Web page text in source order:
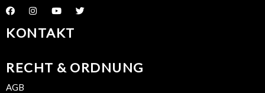
KONTAKT
RECHT & ORDNUNG
AGB